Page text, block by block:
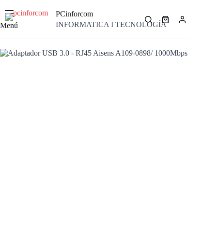
contenido
Menú
PCinforcom
INFORMATICA I TECNOLOGÍACarro
compra